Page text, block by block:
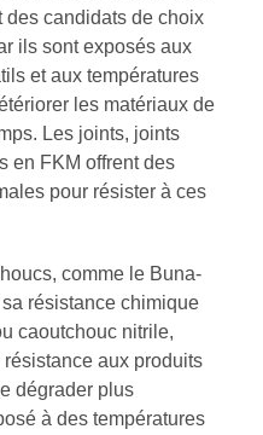
des candidats de choix
ils sont exposés aux
et aux températures
les matériaux de
Les joints, joints
en FKM offrent des
pour résister à ces
comme le Buna-
résistance chimique
caoutchouc nitrile,
aux produits
dégrader plus
à des températures